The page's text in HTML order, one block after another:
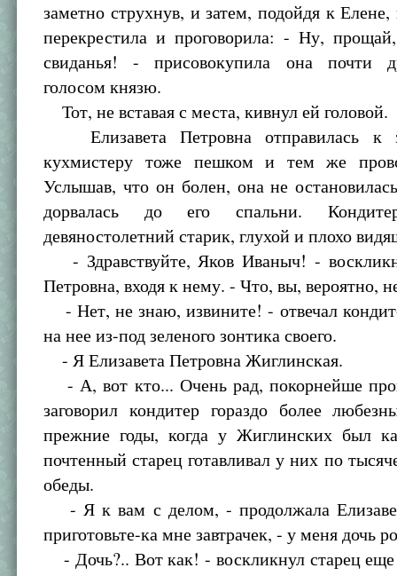
заметно струхнув, и затем, подойдя к Елене,
перекрестила и проговорила: - Ну,
свиданья! - присовокупила она почти
голосом князю.
Тот, не вставая с места, кивнул ей головой.
Елизавета Петровна отправилась к
кухмистеру тоже пешком и тем же
Услышав, что он болен, она не
дорвалась до его спальни.
девяностолетний старик, глухой и плохо
- Здравствуйте, Яков Иваныч! -
Петровна, входя к нему. - Что, вы, вероятно,
- Нет, не знаю, извините! - отвечал
на нее из-под зеленого зонтика своего.
- Я Елизавета Петровна Жиглинская.
- А, вот кто... Очень рад, покорнейше
заговорил кондитер гораздо более
прежние годы, когда у Жиглинских был
почтенный старец готавливал у них по
обеды.
- Я к вам с делом, - продолжала
приготовьте-ка мне завтрачек, - у меня дочь
- Дочь?.. Вот как! - воскликнул старец еще